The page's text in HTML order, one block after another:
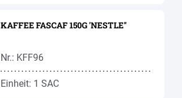
KAFFEE FASCAF 150G 'NESTLE''
Nr.: KFF96
Einheit: 1 SAC